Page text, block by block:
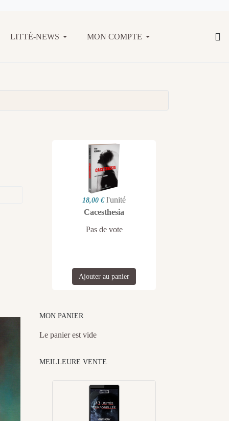
LITTÉ-NEWS MON COMPTE
18,00 € l'unité
Cacesthesia
Pas de vote
Ajouter au panier
MON PANIER
Le panier est vide
MEILLEURE VENTE